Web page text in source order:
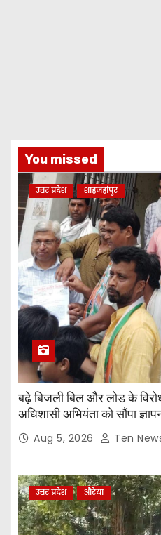
You missed
उत्तर प्रदेश शाहजहांपुर
बढ़े बिजली बिल और लोड के
अधिशासी अभियंता को सौंपा
Aug 5, 2026 Ten
उत्तर प्रदेश औरेया